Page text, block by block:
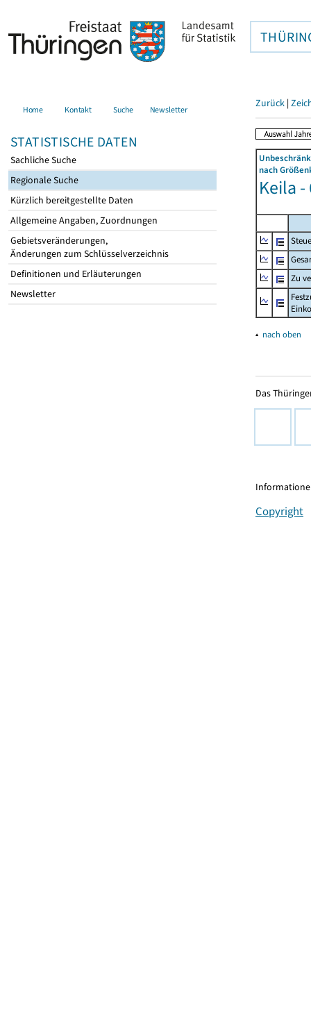
Home Kontakt Suche Newsletter
STATISTISCHE DATEN
Sachliche Suche
Regionale Suche
Kürzlich bereitgestellte Daten
Allgemeine Angaben, Zuordnungen
Gebietsveränderungen,
Änderungen zum Schlüsselverzeichnis
Definitionen und Erläuterungen
Newsletter
Zurück |
nach
Keila -
Zu
▴ nach oben
Das
Copyright